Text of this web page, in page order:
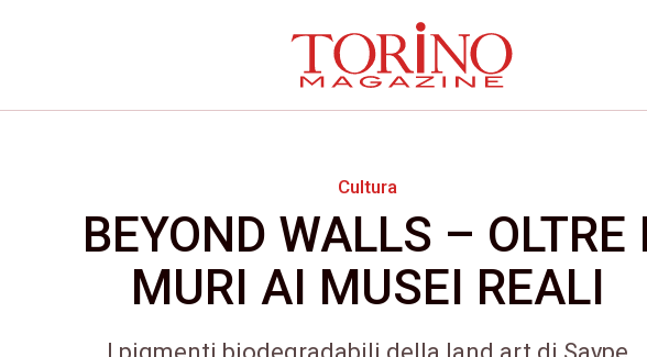
Cultura
BEYOND WALLS – OLTRE
MURI AI MUSEI REALI